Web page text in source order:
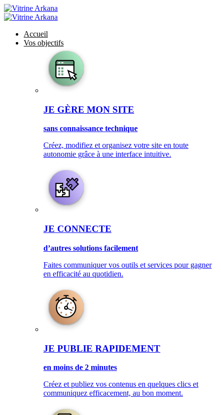
Accueil
Vos objectifs
JE GÈRE MON SITE
sans connaissance technique
Créez, modifiez et organisez votre site en toute
autonomie grâce à une interface intuitive.
JE CONNECTE
d’autres solutions facilement
Faites communiquer vos outils et services pour gagner
en efficacité au quotidien.
JE PUBLIE RAPIDEMENT
en moins de 2 minutes
Créez et publiez vos contenus en quelques clics et
communiquez efficacement, au bon moment.